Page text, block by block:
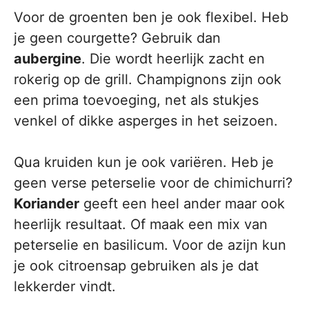
Voor de groenten ben je ook flexibel. Heb
je geen courgette? Gebruik dan
aubergine. Die wordt heerlijk zacht en
rokerig op de grill. Champignons zijn ook
een prima toevoeging, net als stukjes
venkel of dikke asperges in het seizoen.
Qua kruiden kun je ook variëren. Heb je
geen verse peterselie voor de chimichurri?
Koriander geeft een heel ander maar ook
heerlijk resultaat. Of maak een mix van
peterselie en basilicum. Voor de azijn kun
je ook citroensap gebruiken als je dat
lekkerder vindt.